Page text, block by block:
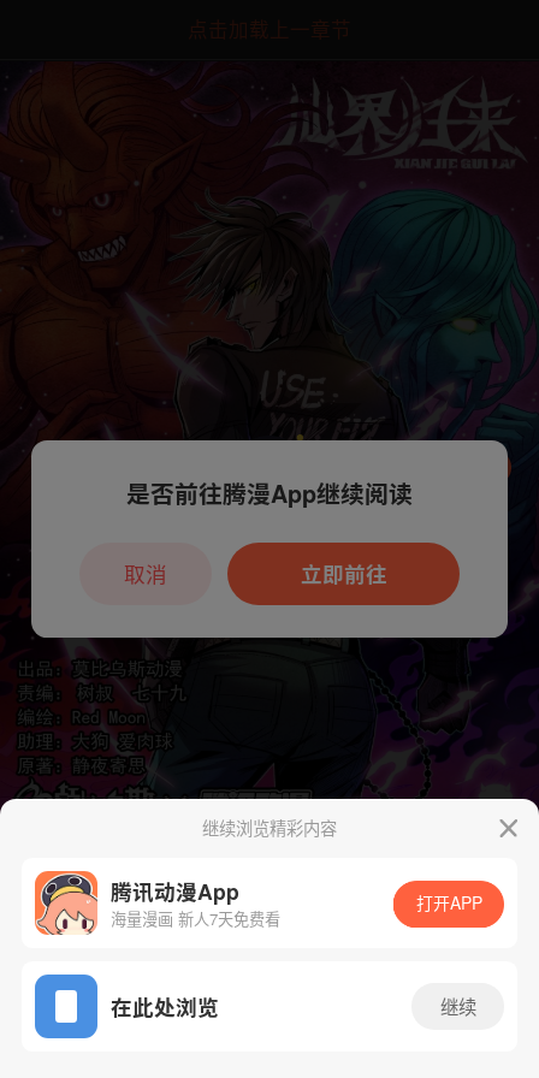
点击加载上一章节
App免费看
下一话 腾漫App免费看
继续浏览精彩内容
腾讯动漫App
海量漫画 新人7天免费看
打开APP
在此处浏览 继续
本章节仅支持App阅读，可打开App新用
户7天免费看
是否前往腾漫App继续阅读
立即前往
取消